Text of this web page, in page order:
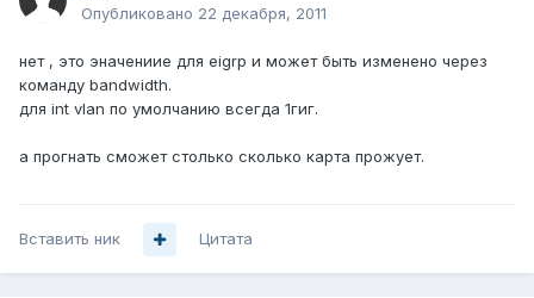
Опубликовано 22 декабря, 2011
нет , это эначениие для eigrp и может быть изменено через
команду bandwidth.
для int vlan по умолчанию всегда 1гиг.
а прогнать сможет столько сколько карта прожует.
Вставить ник Цитата